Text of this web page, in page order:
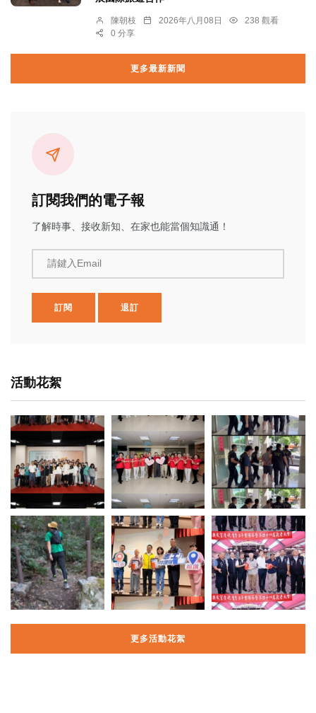
陳朝枝 2026年八月08日
238 觀看
0 分享
更多最新新聞
訂閱我們的電子報
了解時事、接收新知、在家也能當個知識通！
請鍵入Email
訂閱 退訂
活動花絮
更多活動花絮